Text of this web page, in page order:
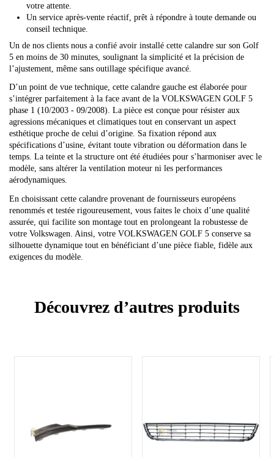
votre attente.
Un service après-vente réactif, prêt à répondre à toute demande ou
conseil technique.
Un de nos clients nous a confié avoir installé cette calandre sur son Golf
5 en moins de 30 minutes, soulignant la simplicité et la précision de
l’ajustement, même sans outillage spécifique avancé.
D’un point de vue technique, cette calandre gauche est élaborée pour
s’intégrer parfaitement à la face avant de la VOLKSWAGEN GOLF 5
phase 1 (10/2003 - 09/2008). La pièce est conçue pour résister aux
agressions mécaniques et climatiques tout en conservant un aspect
esthétique proche de celui d’origine. Sa fixation répond aux
spécifications d’usine, évitant toute vibration ou déformation dans le
temps. La teinte et la structure ont été étudiées pour s’harmoniser avec le
modèle, sans altérer la ventilation moteur ni les performances
aérodynamiques.
En choisissant cette calandre provenant de fournisseurs européens
renommés et testée rigoureusement, vous faites le choix d’une qualité
assurée, qui facilite son montage tout en prolongeant la robustesse de
votre Volkswagen. Ainsi, votre VOLKSWAGEN GOLF 5 conserve sa
silhouette dynamique tout en bénéficiant d’une pièce fiable, fidèle aux
exigences du modèle.
Découvrez d’autres produits